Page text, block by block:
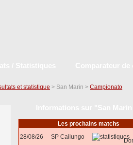
et statistique > San Marin > Campionato
Les prochains matchs
28/08/26
SP Cailungo